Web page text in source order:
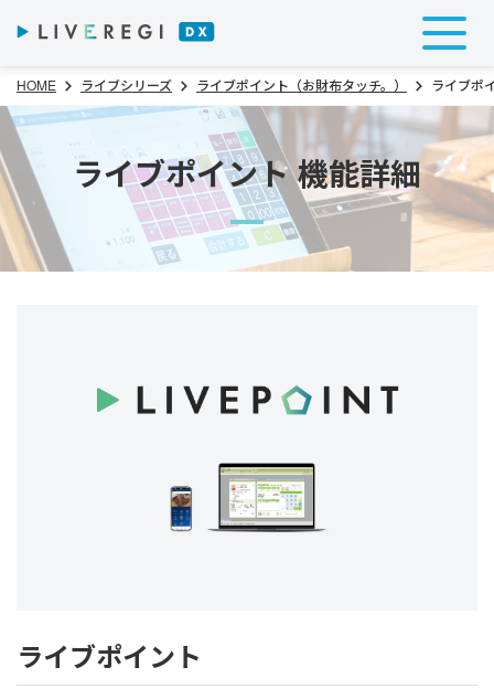
HOME ライブシリーズ ライブポイント（お財布タッチ。） ライブポ
ライブポイント 機能詳細
ライブポイント